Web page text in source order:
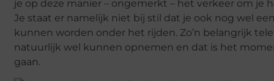
je op deze manier – ongemerkt – het verkeer om je
Je staat er namelijk niet bij stil dat je ook nog wel
kunnen worden onder het rijden. Zo’n belangrijk
natuurlijk wel kunnen opnemen en dat is het
gaan.